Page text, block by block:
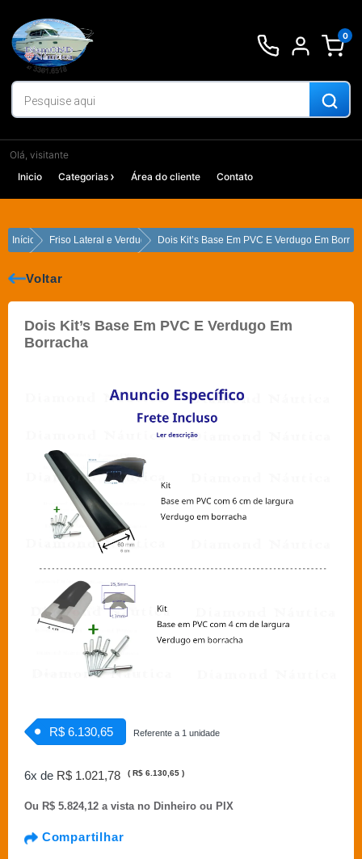
para
conteúdo
0
Olá, visitante
Inicio
Categorias Área do cliente Contato
Início Friso Lateral e Verdugo Dois Kit’s Base Em PVC E Verdugo Em
Voltar
Dois Kit’s Base Em PVC E Verdugo Em
Borracha
R$ 6.130,65 Referente a 1 unidade
6x de R$ 1.021,78 ( R$ 6.130,65 )
Ou R$ 5.824,12 a vista no Dinheiro ou PIX
Compartilhar